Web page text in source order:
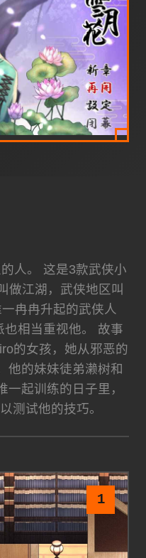
人。 这是3款武侠小
做江湖，武侠地区叫
冉冉升起的武侠人
相当重视他。 故事
的女孩，她从邪恶的
他的妹妹徒弟濑树和
起训练的日子里，
测试他的技巧。
1